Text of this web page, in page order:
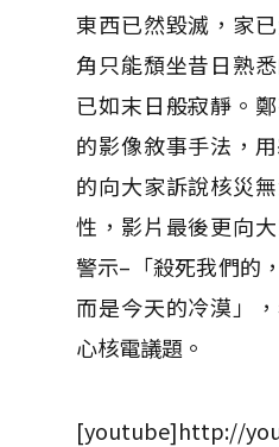
東西已然毀滅，家
角只能頹坐昔日熟
已如末日般寂靜。
的影像敘事手法，
的向大家訴說核災
性，影片最後更向
警示–「殺死我們的
而是今天的冷漠」
心核電議題。
[youtube]http://